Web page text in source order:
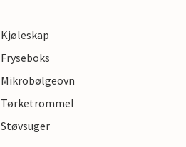
Kjøleskap
Fryseboks
Mikrobølgeovn
Tørketrommel
Støvsuger